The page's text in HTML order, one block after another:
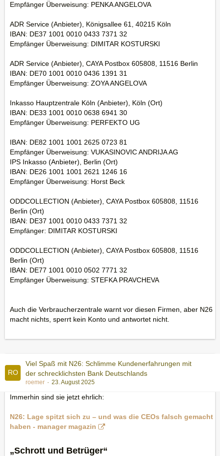
Empfänger Überweisung: PENKA ANGELOVA
ADR Service (Anbieter), Königsallee 61, 40215 Köln
IBAN: DE37 1001 0010 0433 7371 32
Empfänger Überweisung: DIMITAR KOSTURSKI
ADR Service (Anbieter), CAYA Postbox 605808, 11516 Berlin
IBAN: DE70 1001 0010 0436 1391 31
Empfänger Überweisung: ZOYA ANGELOVA
Inkasso Hauptzentrale Köln (Anbieter), Köln (Ort)
IBAN: DE33 1001 0010 0638 6941 30
Empfänger Überweisung: PERFEKTO UG
IBAN: DE82 1001 1001 2625 0723 81
Empfänger Überweisung: VUKASINOVIC ANDRIJA AG
IPS Inkasso (Anbieter), Berlin (Ort)
IBAN: DE26 1001 1001 2621 1246 16
Empfänger Überweisung: Horst Beck
ODDCOLLECTION (Anbieter), CAYA Postbox 605808, 11516
Berlin (Ort)
IBAN: DE37 1001 0010 0433 7371 32
Empfänger: DIMITAR KOSTURSKI
ODDCOLLECTION (Anbieter), CAYA Postbox 605808, 11516
Berlin (Ort)
IBAN: DE77 1001 0010 0502 7771 32
Empfänger Überweisung: STEFKA PRAVCHEVA
Auch die Verbraucherzentrale warnt vor diesen Firmen, aber N26
macht nichts, sperrt kein Konto und antwortet nicht.
Viel Spaß mit N26: Schlimme Kundenerfahrungen mit
der schrecklichsten Bank Deutschlands
roemer 23. August 2025
Immerhin sind sie jetzt ehrlich:
N26: Lage spitzt sich zu – und was die CEOs falsch gemacht
haben - manager magazin
„Schrott und Betrüger“